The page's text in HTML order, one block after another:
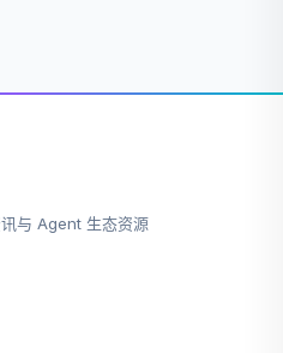
与 Agent 生态资源